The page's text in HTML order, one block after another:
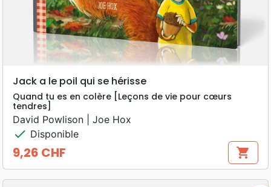
Jack a le poil qui se hérisse
Quand tu es en colère [Leçons de vie pour cœurs
tendres]
David Powlison | Joe Hox
check Disponible
Prix
9,26 CHF shopping_cart